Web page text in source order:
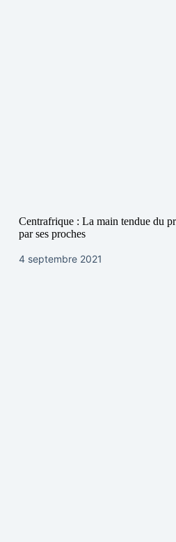
Centrafrique : La main tendue du
par ses proches
4 septembre 2021